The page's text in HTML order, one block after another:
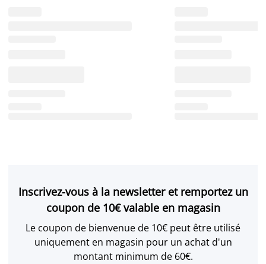
Inscrivez-vous à la newsletter et remportez un
coupon de 10€ valable en magasin
Le coupon de bienvenue de 10€ peut être utilisé
uniquement en magasin pour un achat d'un
montant minimum de 60€.